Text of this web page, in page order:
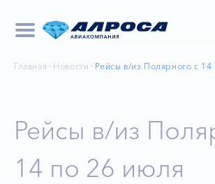
Главная Новости Рейсы в/из Полярного с
Рейсы в/из
14 по 26 июля